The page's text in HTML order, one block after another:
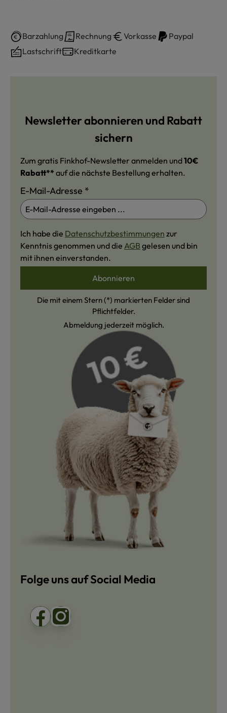
Barzahlung Rechnung Vorkasse
Paypal
Lastschrift
Kreditkarte
Newsletter abonnieren und Rabatt
sichern
Zum gratis Finkhof-Newsletter anmelden und10€
Rabatt** auf die nächste Bestellung erhalten.
E-Mail-Adresse *
Ich habe die Datenschutzbestimmungen zur
Kenntnis genommen und die AGB gelesen und bin
mit ihnen einverstanden.
Abonnieren
Die mit einem Stern (*) markierten Felder sind
Pflichtfelder.
Abmeldung jederzeit möglich.
Folge uns auf Social Media